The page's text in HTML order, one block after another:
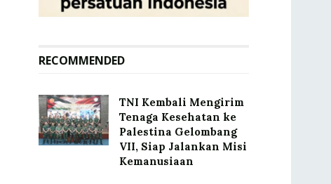
RECOMMENDED
TNI Kembali Mengirim
Tenaga Kesehatan ke
Palestina Gelombang
VII, Siap Jalankan Misi
Kemanusiaan